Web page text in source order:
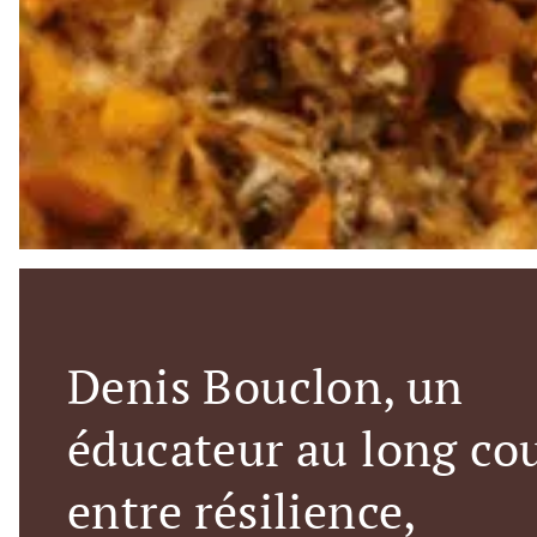
Denis Bouclon, un
éducateur au long
entre résilience,